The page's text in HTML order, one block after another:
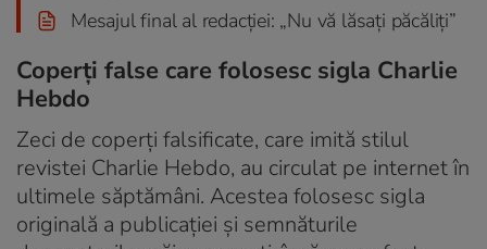
Mesajul final al redacției: „Nu vă lăsați păcăliți”
Coperți false care folosesc sigla Charlie
Hebdo
Zeci de coperți falsificate, care imită stilul
revistei Charlie Hebdo, au circulat pe internet în
ultimele săptămâni. Acestea folosesc sigla
originală a publicației și semnăturile